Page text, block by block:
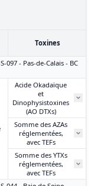
Toxines
097 - Pas-de-Calais - BC
Acide Okadaïque
et
Dinophysistoxines
(AO DTXs)
Somme des AZAs
réglementées,
avec TEFs
Somme des YTXs
réglementées,
avec TEFs